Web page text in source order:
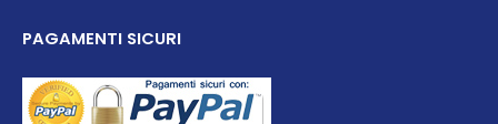
PAGAMENTI SICURI